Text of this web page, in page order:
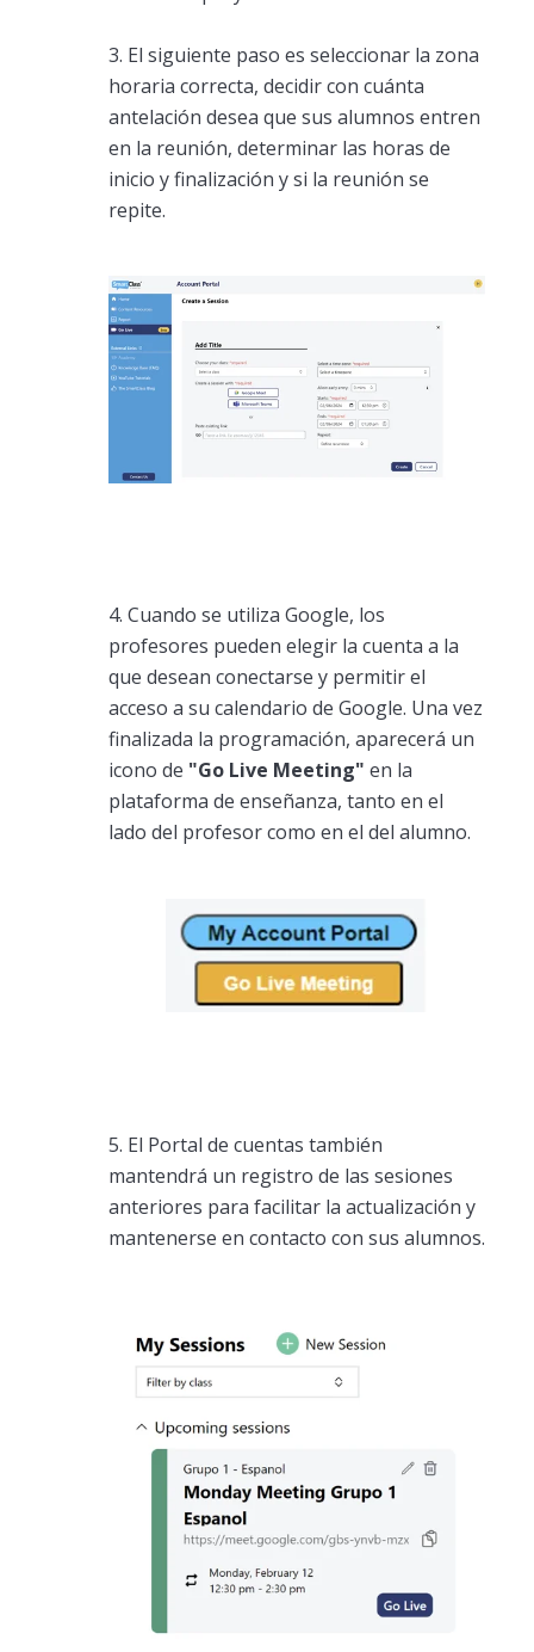
3. El siguiente paso es seleccionar la zona
horaria correcta, decidir con cuánta
antelación desea que sus alumnos entren
en la reunión, determinar las horas de
inicio y finalización y si la reunión se
repite.
4. Cuando se utiliza Google, los
profesores pueden elegir la cuenta a la
que desean conectarse y permitir el
acceso a su calendario de Google. Una vez
finalizada la programación, aparecerá un
icono de "Go Live Meeting" en la
plataforma de enseñanza, tanto en el
lado del profesor como en el del alumno.
5. El Portal de cuentas también
mantendrá un registro de las sesiones
anteriores para facilitar la actualización y
mantenerse en contacto con sus alumnos.